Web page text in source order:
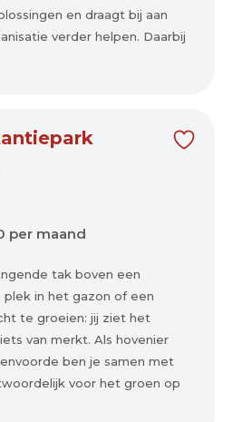
en draagt bij aan
verder helpen. Daarbij
per maand
tak boven een
plek in het gazon of een
te groeien: jij ziet het
van merkt. Als hovenier
ben je samen met
voor het groen op